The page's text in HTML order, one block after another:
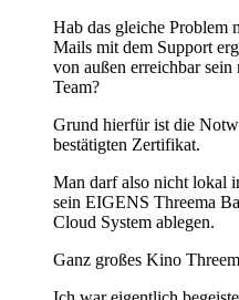
Hab das gleiche Problem
Mails mit dem Support
von außen erreichbar sein
Team?
Grund hierfür ist die
bestätigten Zertifikat.
Man darf also nicht lokal
sein EIGENS Threema
Cloud System ablegen.
Ganz großes Kino